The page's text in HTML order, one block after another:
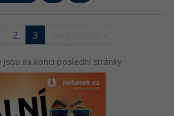
2 3
na konci poslední stránky.